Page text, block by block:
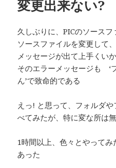
変更出来ない?
久しぶりに、PICのソース
ソースファイルを変更して
メッセージが出て上手くい
そのエラーメッセージも ‘
ん’で致命的である
えっ! と思って、フォルダ
べてみたが、特に変な所は
1時間以上、色々とやって
あった